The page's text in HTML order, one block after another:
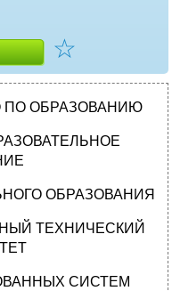
☆
ПО ОБРАЗОВАНИЮ
ОБРАЗОВАНИЯ
ТЕХНИЧЕСКИЙ
СИСТЕМ